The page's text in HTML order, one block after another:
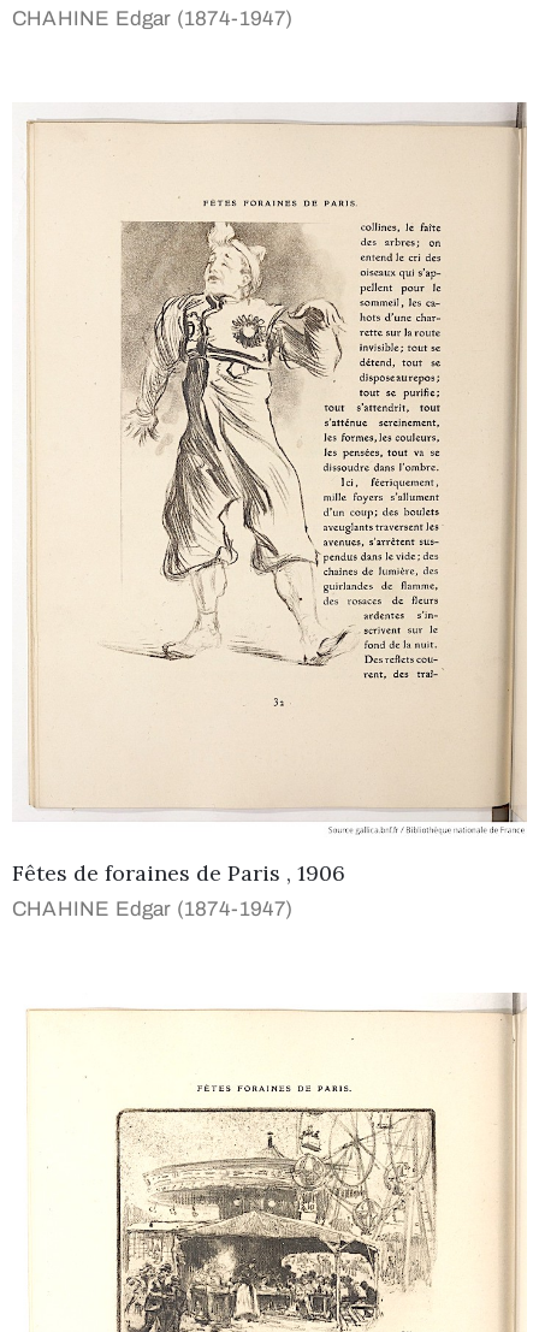
CHAHINE Edgar (1874-1947)
Fêtes de foraines de Paris , 1906
CHAHINE Edgar (1874-1947)